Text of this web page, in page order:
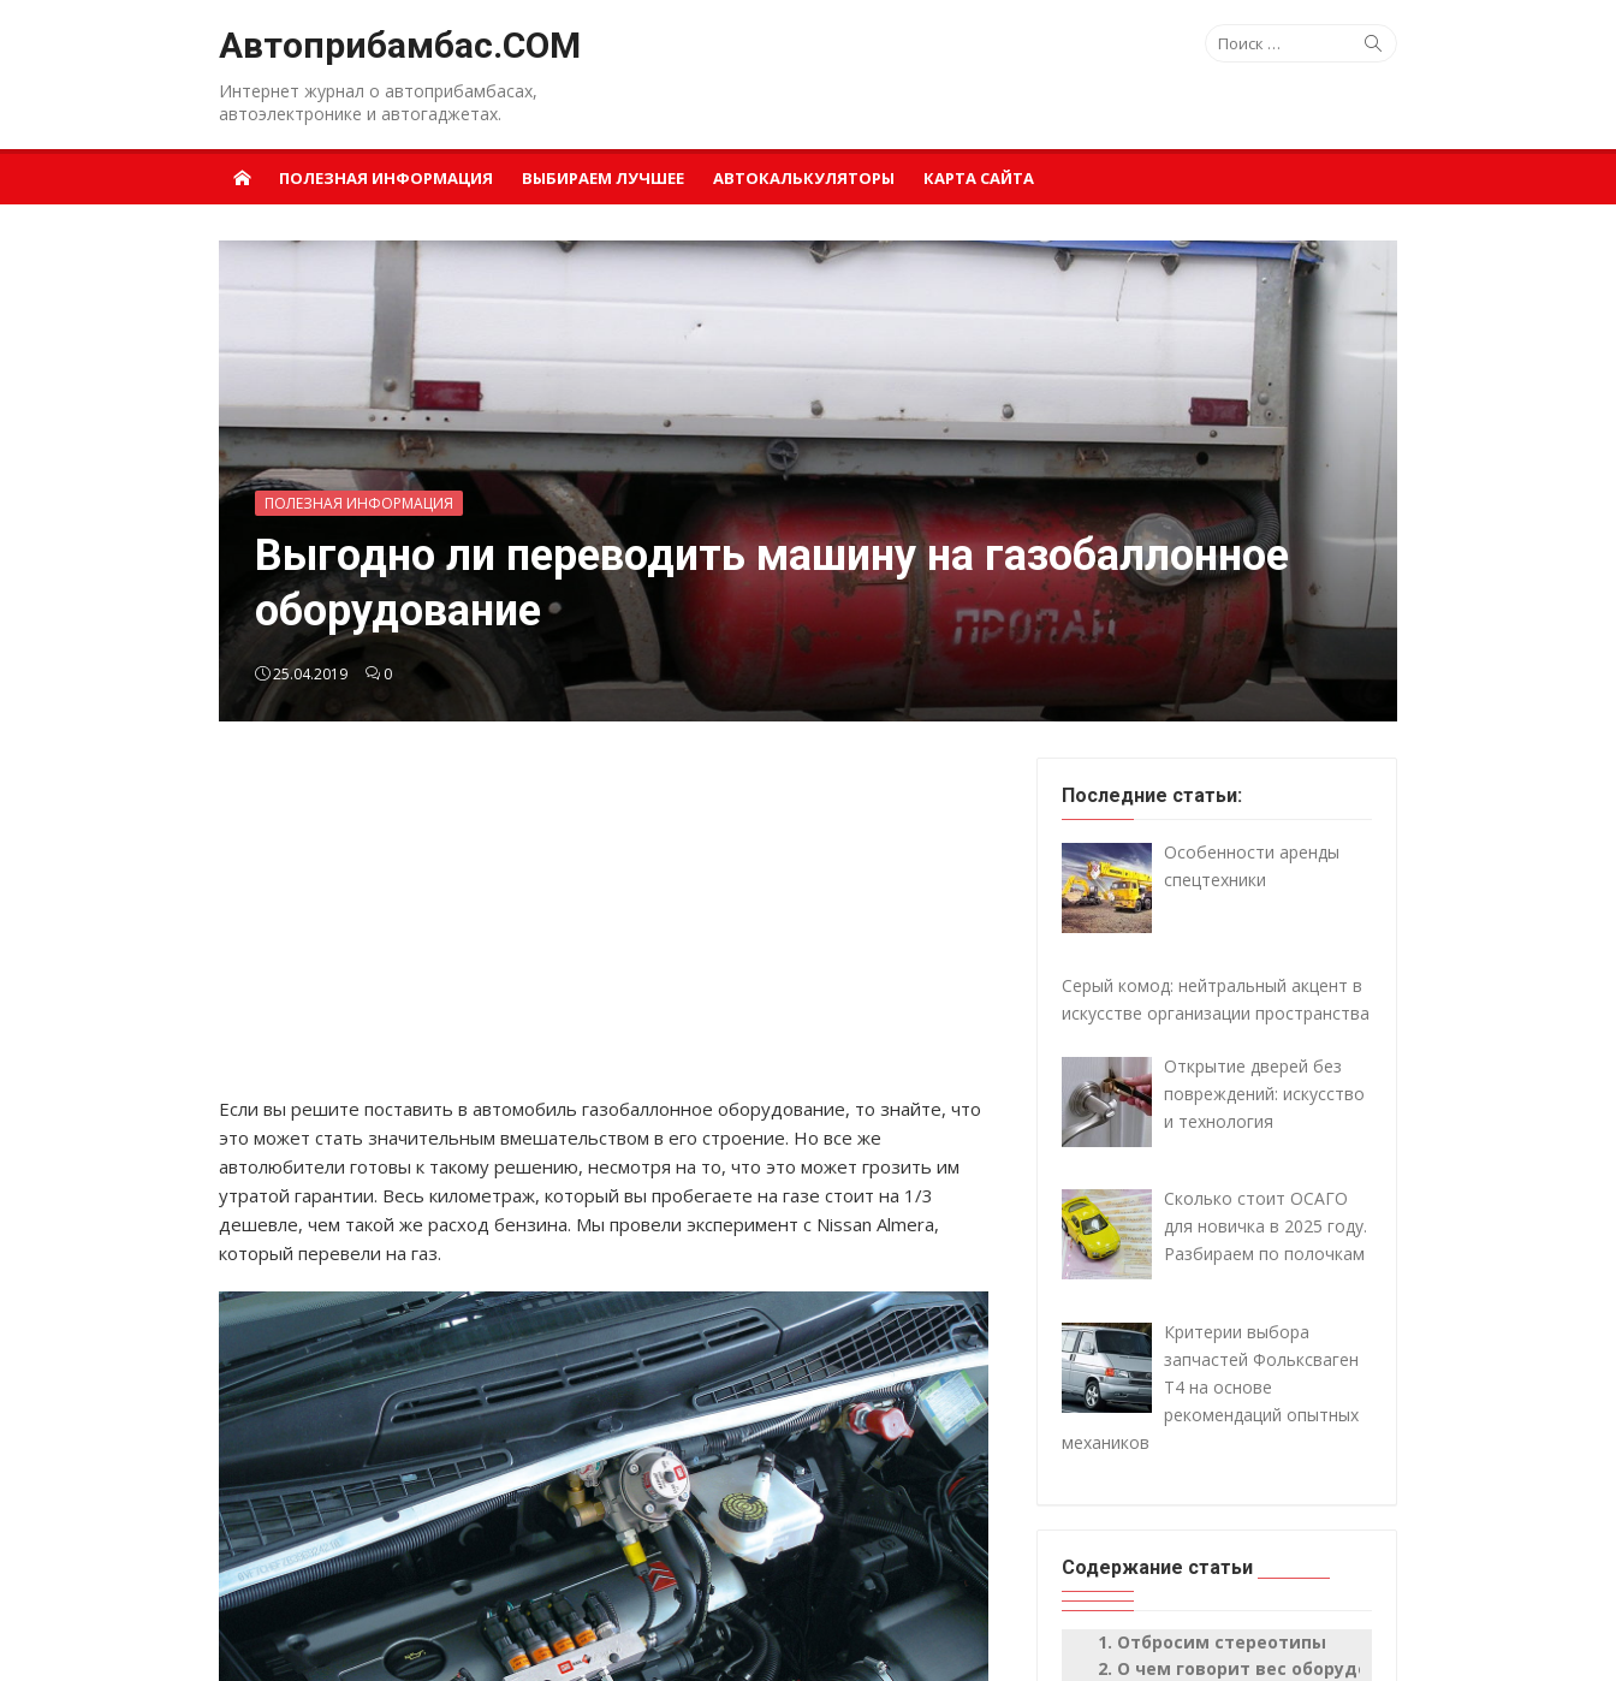
Автоприбамбас.COM
Интернет журнал о автоприбамбасах,
автоэлектронике и автогаджетах.
Искать:
ПОЛЕЗНАЯ ИНФОРМАЦИЯ ВЫБИРАЕМ ЛУЧШЕЕ АВТОКАЛЬКУЛЯТОРЫ КАРТА САЙТА
ПОЛЕЗНАЯ ИНФОРМАЦИЯ
Выгодно ли переводить машину на газобаллонное
оборудование
25.04.2019 0
Если вы решите поставить в автомобиль газобаллонное оборудование, то знайте, что
это может стать значительным вмешательством в его строение. Но все же
автолюбители готовы к такому решению, несмотря на то, что это может грозить им
утратой гарантии. Весь километраж, который вы пробегаете на газе стоит на 1/3
дешевле, чем такой же расход бензина. Мы провели эксперимент с Nissan Almera,
который перевели на газ.
Последние статьи:
Особенности аренды
спецтехники
Серый комод: нейтральный акцент в
искусстве организации пространства
Открытие дверей без
повреждений: искусство
и технология
Сколько стоит ОСАГО
для новичка в 2025 году.
Разбираем по полочкам
Критерии выбора
запчастей Фольксваген
Т4 на основе
рекомендаций опытных
механиков
Содержание статьи
Отбросим стереотипы
О чем говорит вес оборудования и его надежность?